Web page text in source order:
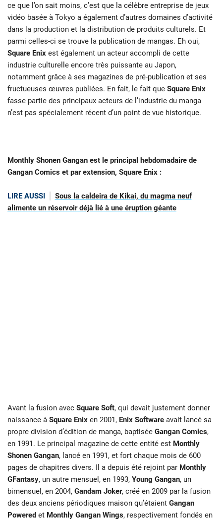
ce que l’on sait moins, c’est que la célèbre entreprise de jeux
vidéo basée à Tokyo a également d’autres domaines d’activité
dans la production et la distribution de produits culturels. Et
parmi celles-ci se trouve la publication de mangas. Eh oui,
Square Enix est également un acteur accompli de cette
industrie culturelle encore très puissante au Japon,
notamment grâce à ses magazines de pré-publication et ses
fructueuses œuvres publiées. En fait, le fait que Square Enix
fasse partie des principaux acteurs de l’industrie du manga
n’est pas spécialement récent d’un point de vue historique.
Monthly Shonen Gangan est le principal hebdomadaire de
Gangan Comics et par extension, Square Enix :
LIRE AUSSI
Sous la caldeira de Kikai, du magma neuf
alimente un réservoir déjà lié à une éruption géante
Avant la fusion avec Square Soft, qui devait justement donner
naissance à Square Enix en 2001, Enix Software avait lancé sa
propre division d’édition de manga, baptisée Gangan Comics,
en 1991. Le principal magazine de cette entité est Monthly
Shonen Gangan, lancé en 1991, et fort chaque mois de 600
pages de chapitres divers. Il a depuis été rejoint par Monthly
GFantasy, un autre mensuel, en 1993, Young Gangan, un
bimensuel, en 2004, Gandam Joker, créé en 2009 par la fusion
des deux anciens périodiques maison qu’étaient Gangan
Powered et Monthly Gangan Wings, respectivement fondés en